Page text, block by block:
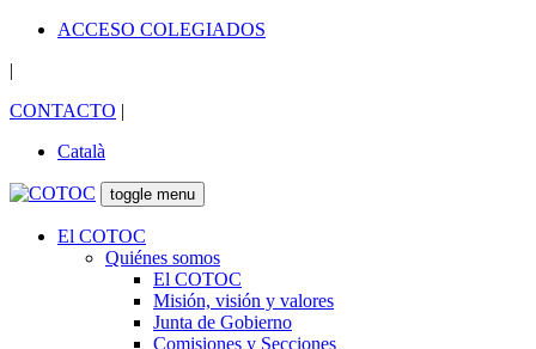
ACCESO COLEGIADOS
|
CONTACTO |
Català
toggle menu
El COTOC
Quiénes somos
El COTOC
Misión, visión y valores
Junta de Gobierno
Comisiones y Secciones